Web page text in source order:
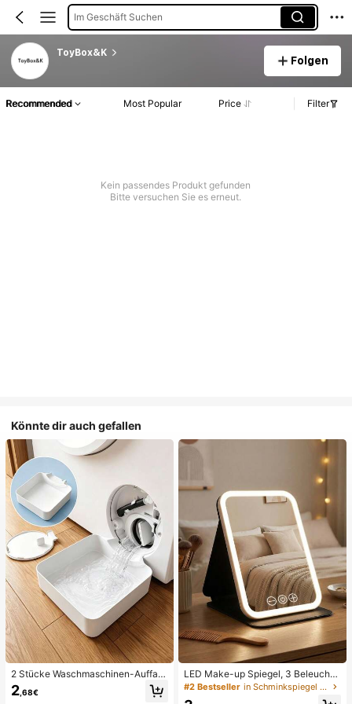
Im Geschäft Suchen
ToyBox&K
Folgen
Recommended Most Popular Price Filter
Kein passendes Produkt gefunden
Bitte versuchen Sie es erneut.
Könnte dir auch gefallen
2 Stücke Waschmaschinen-Auffan
gwanne Tropfschale, wasserdichte
Bodenschutzmatte für Waschraum,
2 ,68€
LED Make-up Spiegel, 3 Beleuchtu
ngsmodi, einstellbare Helligkeit, tra
gbares faltbares Design, geeignet f
#2 Bestseller in Schminkspiegel & Duschspiegel